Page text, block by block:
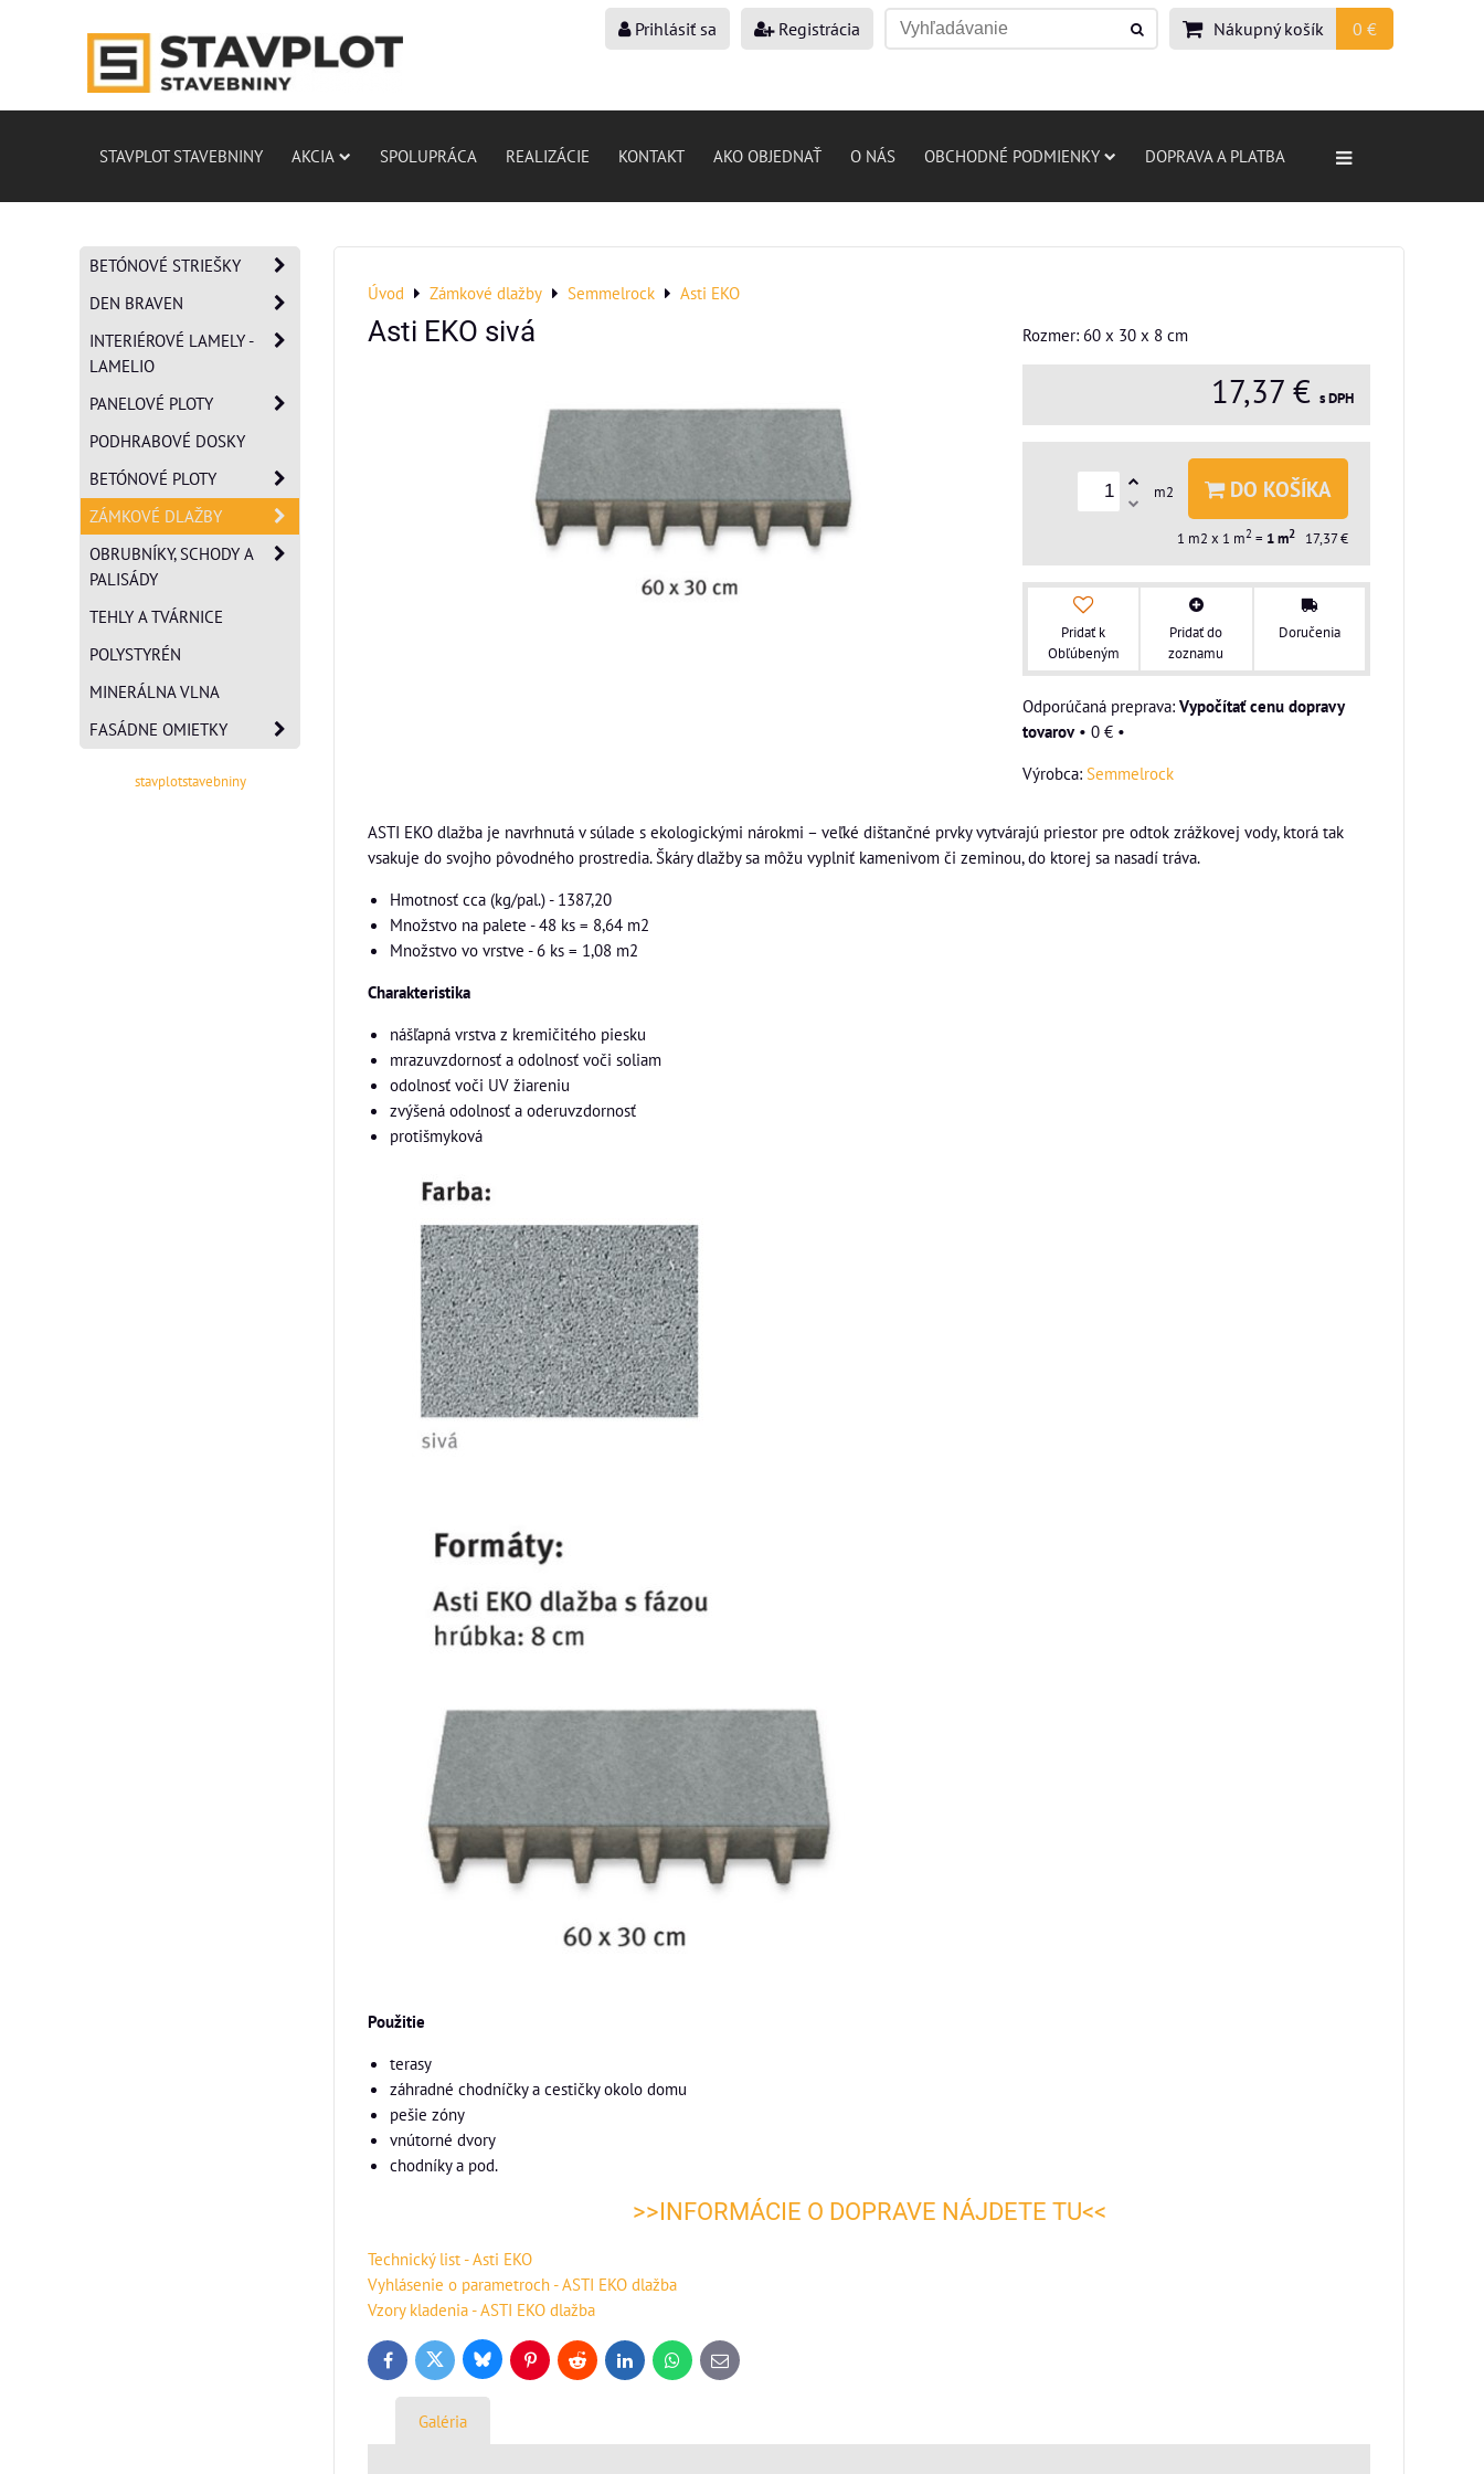
Prihlásiť sa Registrácia Nákupný košík 0 €
STAVPLOT STAVEBNINY AKCIA SPOLUPRÁCA REALIZÁCIE KONTAKT AKO OBJEDNAŤ O NÁS OBCHODNÉ PODMIENKY DOPRAVA A PLATBA
Úvod Zámkové dlažby Semmelrock Asti EKO
Asti EKO sivá Rozmer: 60 x 30 x 8 cm
17,37 € s DPH
m2 DO KOŠÍKA
1 m2 x 1 m2 = 1m2 17,37 €
Pridať k
Obľúbeným
Pridať do
zoznamu
Doručenia
Vypočítať cenu dopravy
tovarov• 0 € •
Výrobca: Semmelrock
ASTI EKO dlažba je navrhnutá v súlade s ekologickými nárokmi – veľké dištančné prvky vytvárajú priestor pre odtok zrážkovej vody, ktorá tak
vsakuje do svojho pôvodného prostredia. Škáry dlažby sa môžu vyplniť kamenivom či zeminou, do ktorej sa nasadí tráva.
Hmotnosť cca (kg/pal.) - 1387,20
Množstvo na palete - 48 ks = 8,64 m2
Množstvo vo vrstve - 6 ks = 1,08 m2
Charakteristika
nášľapná vrstva z kremičitého piesku
mrazuvzdornosť a odolnosť voči soliam
odolnosť voči UV žiareniu
zvýšená odolnosť a oderuvzdornosť
protišmyková
Použitie
terasy
záhradné chodníčky a cestičky okolo domu
pešie zóny
vnútorné dvory
chodníky a pod.
>>INFORMÁCIE O DOPRAVE NÁJDETE TU<<
Technický list - Asti EKO
Vyhlásenie o parametroch - ASTI EKO dlažba
Vzory kladenia - ASTI EKO dlažba
FacebookTwitter BlueskyPinterestReddit LinkedInWhatsApp
E-
mail
Galéria
BETÓNOVÉ STRIEŠKY
DEN BRAVEN
INTERIÉROVÉ LAMELY -
LAMELIO
PANELOVÉ PLOTY
PODHRABOVÉ DOSKY
BETÓNOVÉ PLOTY
ZÁMKOVÉ DLAŽBY
OBRUBNÍKY, SCHODY A
PALISÁDY
TEHLY A TVÁRNICE
POLYSTYRÉN
MINERÁLNA VLNA
FASÁDNE OMIETKY
stavplotstavebniny